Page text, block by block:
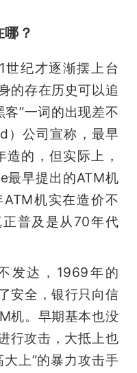
？
纪才逐渐摆上台
的存在历史可以追
”一词的出现差不
）公司宣称，最早
的，但实际上，
最早提出的ATM机
机实在造价不
普及是从70年代
发达，1969年的
安全，银行只向信
机。早期基本也没
行攻击，大抵上也
上”的暴力攻击手